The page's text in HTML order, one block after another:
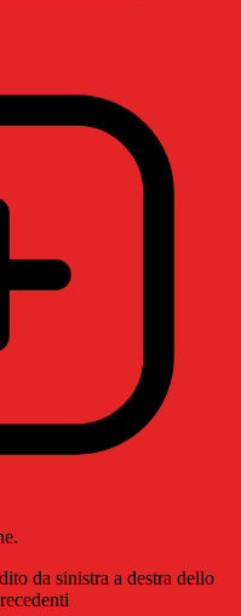
da sinistra a destra dello